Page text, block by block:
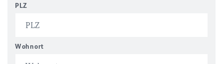
PLZ
Wohnort